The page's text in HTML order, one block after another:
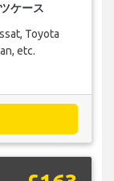
ケース
Toyota
etc.